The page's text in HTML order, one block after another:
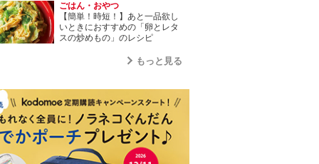
ごはん・おやつ
【簡単！時短！】あと一品欲し
いときにおすすめの「卵とレタ
スの炒めもの」のレシピ
もっと見る